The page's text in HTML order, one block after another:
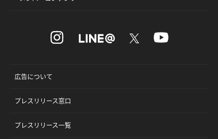
広告について
プレスリリース窓口
プレスリリース一覧